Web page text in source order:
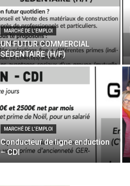
MARCHÉ DE L’EMPLOI
UN FUTUR COMMERCIAL
SÉDENTAIRE (H/F)
MARCHÉ DE L’EMPLOI
Conducteur de ligne enduction
– CDI